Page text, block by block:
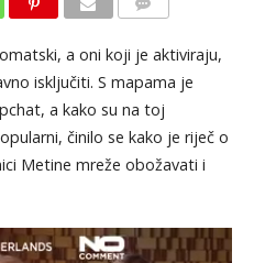
a oni koji je aktiviraju,
isključiti. S mapama je
a kako su na toj
činilo se kako je riječ o
Metine mreže obožavati i